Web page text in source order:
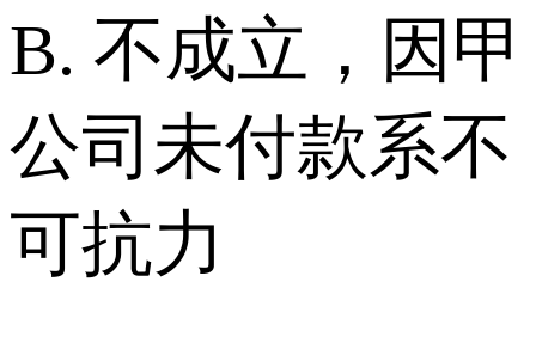
B. 不成立，因甲
公司未付款系不
可抗力